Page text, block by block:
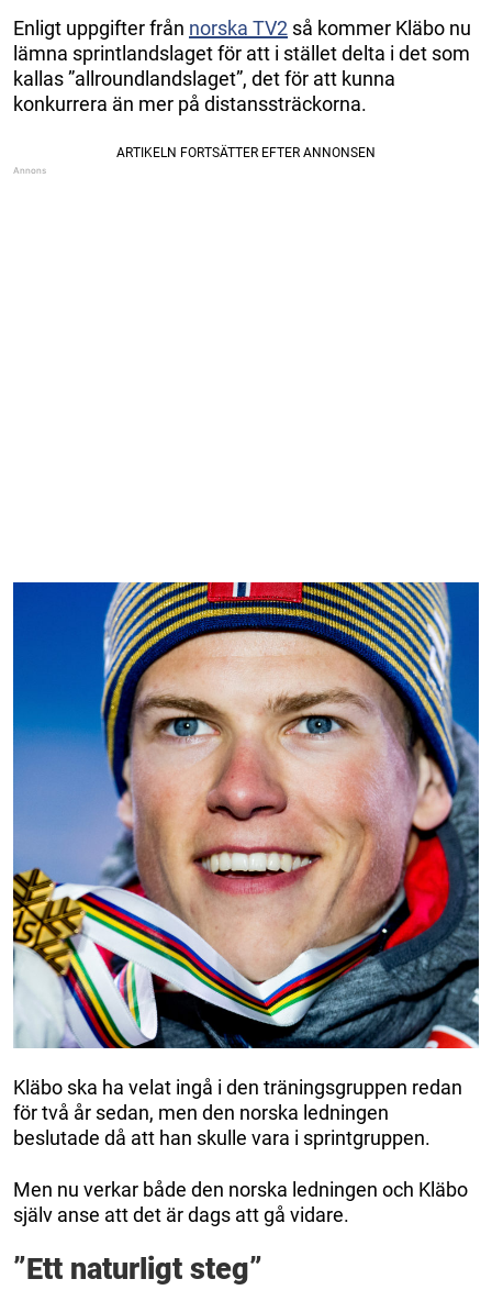
Enligt uppgifter från norska TV2 så kommer Kläbo nu
lämna sprintlandslaget för att i stället delta i det som
kallas ”allroundlandslaget”, det för att kunna
konkurrera än mer på distanssträckorna.
Kläbo ska ha velat ingå i den träningsgruppen redan
för två år sedan, men den norska ledningen
beslutade då att han skulle vara i sprintgruppen.
Men nu verkar både den norska ledningen och Kläbo
själv anse att det är dags att gå vidare.
”Ett naturligt steg”